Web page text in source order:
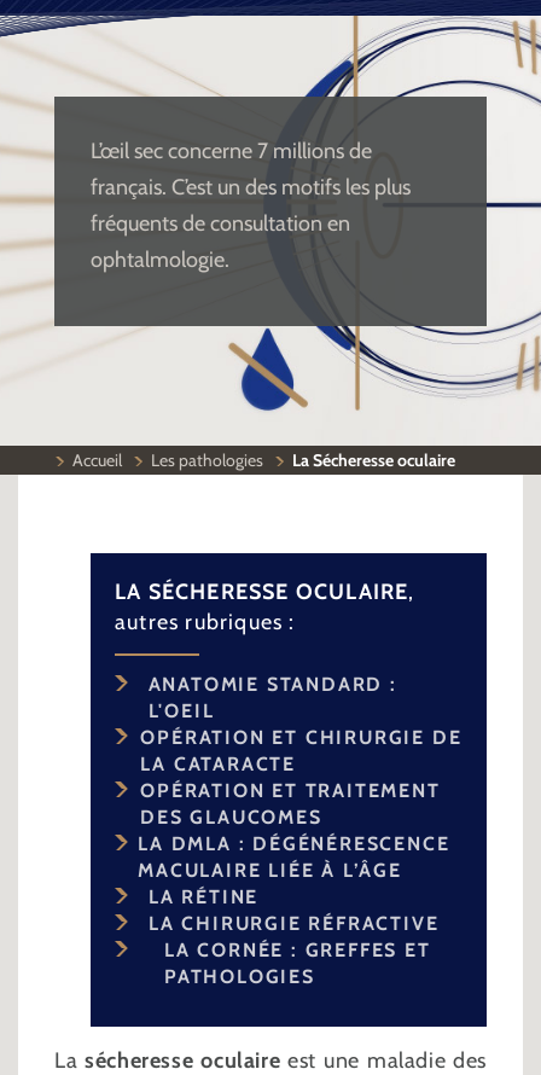
L’œil sec concerne 7 millions de
français. C’est un des motifs les plus
fréquents de consultation en
ophtalmologie.
Accueil Les pathologies La Sécheresse oculaire
LA SÉCHERESSE OCULAIRE,
autres rubriques :
ANATOMIE STANDARD :
L'OEIL
OPÉRATION ET CHIRURGIE DE
LA CATARACTE
OPÉRATION ET TRAITEMENT
DES GLAUCOMES
LA DMLA : DÉGÉNÉRESCENCE
MACULAIRE LIÉE À L’ÂGE
LA RÉTINE
LA CHIRURGIE RÉFRACTIVE
LA CORNÉE : GREFFES ET
PATHOLOGIES
Lasécheresse oculaire est une maladie des